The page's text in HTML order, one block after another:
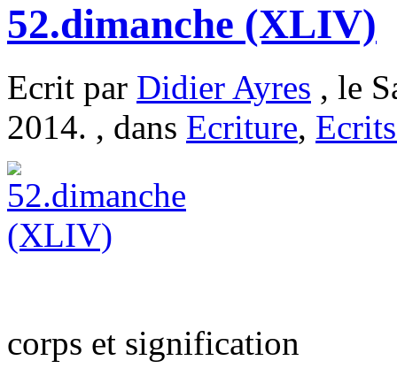
52.dimanche (XLIV)
Ecrit par Didier Ayres , le
2014. , dans Ecriture,
corps et signification